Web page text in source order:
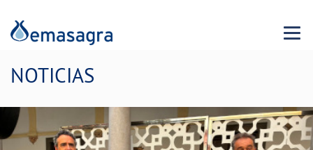
Menu
NOTICIAS